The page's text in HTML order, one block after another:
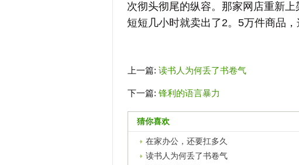
次彻头彻尾的纵容。那家网店重新
短短几小时就卖出了2。5万件商品
上一篇: 读书人为何丢了书卷气
下一篇: 锋利的语言暴力
猜你喜欢
在家办公，还要扛多久
读书人为何丢了书卷气